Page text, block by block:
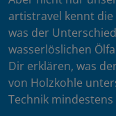
artistravel kennt die
was der
wasserlöslichen
Dir erklären, was
von Holzkohle
Technik